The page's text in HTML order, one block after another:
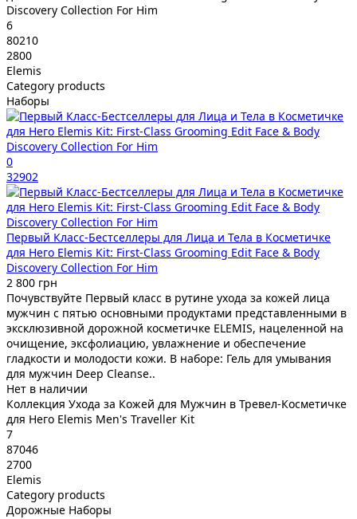
Discovery Collection For Him
6
80210
2800
Elemis
Category products
Наборы
0
32902
Первый Класс-Бестселлеры для Лица и Тела в Косметичке
для Него Elemis Kit: First-Class Grooming Edit Face & Body
Discovery Collection For Him
2 800 грн
Почувствуйте Первый класс в рутине ухода за кожей лица
мужчин с пятью основными продуктами представленными в
эксклюзивной дорожной косметичке ELEMIS, нацеленной на
очищение, эксфолиацию, увлажнение и обеспечение
гладкости и молодости кожи. В наборе: Гель для умывания
для мужчин Deep Cleanse..
Нет в наличии
Коллекция Ухода за Кожей для Мужчин в Тревел-Косметичке
для Него Elemis Men's Traveller Kit
7
87046
2700
Elemis
Category products
Дорожные Наборы